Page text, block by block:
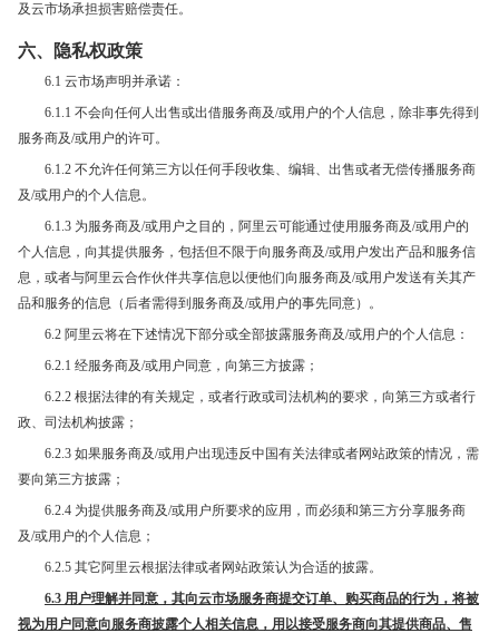
及云市场承担损害赔偿责任。
六、隐私权政策
6.1 云市场声明并承诺：
6.1.1 不会向任何人出售或出借服务商及/或用户的个人信息，除非事先得到
服务商及/或用户的许可。
6.1.2 不允许任何第三方以任何手段收集、编辑、出售或者无偿传播服务商
及/或用户的个人信息。
6.1.3 为服务商及/或用户之目的，阿里云可能通过使用服务商及/或用户的
个人信息，向其提供服务，包括但不限于向服务商及/或用户发出产品和服务信
息，或者与阿里云合作伙伴共享信息以便他们向服务商及/或用户发送有关其产
品和服务的信息（后者需得到服务商及/或用户的事先同意）。
6.2 阿里云将在下述情况下部分或全部披露服务商及/或用户的个人信息：
6.2.1 经服务商及/或用户同意，向第三方披露；
6.2.2 根据法律的有关规定，或者行政或司法机构的要求，向第三方或者行
政、司法机构披露；
6.2.3 如果服务商及/或用户出现违反中国有关法律或者网站政策的情况，需
要向第三方披露；
6.2.4 为提供服务商及/或用户所要求的应用，而必须和第三方分享服务商
及/或用户的个人信息；
6.2.5 其它阿里云根据法律或者网站政策认为合适的披露。
6.3 用户理解并同意，其向云市场服务商提交订单、购买商品的行为，将被
视为用户同意向服务商披露个人相关信息，用以接受服务商向其提供商品、售